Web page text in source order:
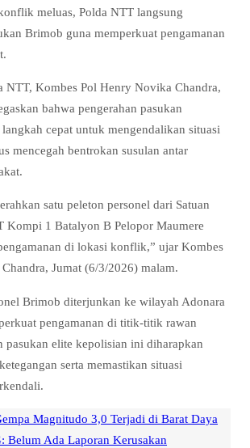
meluas, Polda NTT langsung
Brimob guna memperkuat pengamanan
NTT, Kombes Pol Henry Novika Chandra,
bahwa pengerahan pasukan
cepat untuk mengendalikan situasi
mencegah bentrokan susulan antar
satu peleton personel dari Satuan
Kompi 1 Batalyon B Pelopor Maumere
di lokasi konflik,” ujar Kombes
Jumat (6/3/2026) malam.
Brimob diterjunkan ke wilayah Adonara
pengamanan di titik-titik rawan
elite kepolisian ini diharapkan
serta memastikan situasi
Magnitudo 3,0 Terjadi di Barat Daya
Belum Ada Laporan Kerusakan